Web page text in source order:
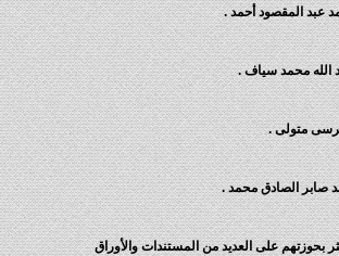
بحوزتهم على العديد من المستندات والأوراق